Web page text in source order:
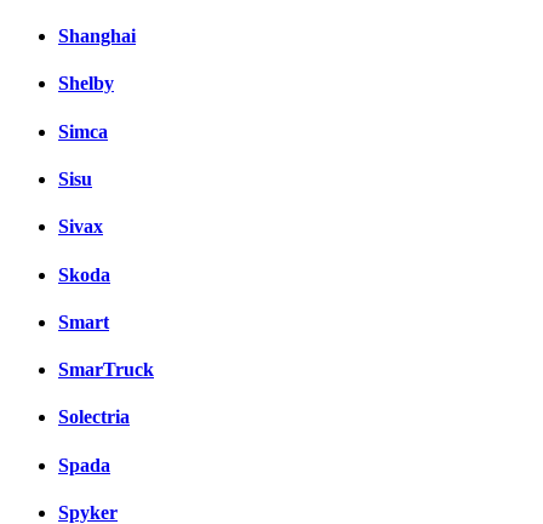
Shanghai
Shelby
Simca
Sisu
Sivax
Skoda
Smart
SmarTruck
Solectria
Spada
Spyker